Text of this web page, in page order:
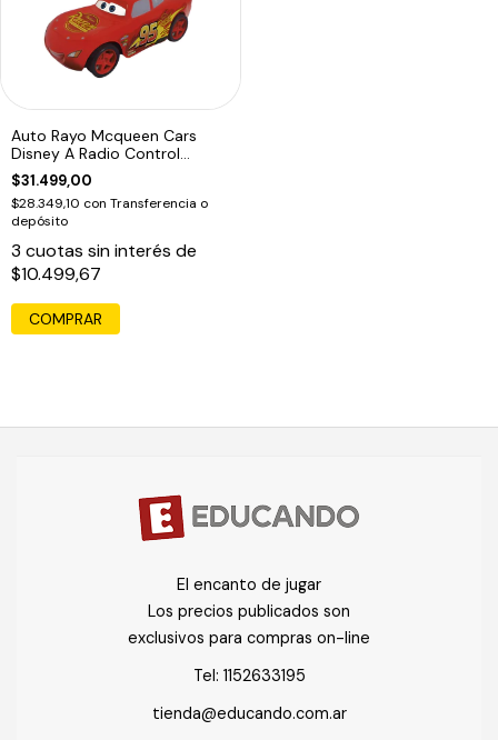
Auto Rayo Mcqueen Cars
Disney A Radio Control
Ditoys 2594
$31.499,00
$28.349,10 con Transferencia o
depósito
3 cuotas sin interés de
$10.499,67
COMPRAR
El encanto de jugar
Los precios publicados son
exclusivos para compras on-line
Tel: 1152633195
tienda@educando.com.ar